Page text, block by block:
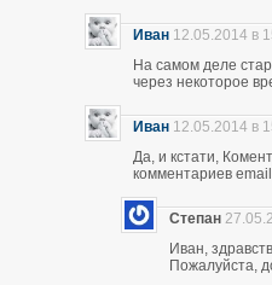
Иван 12.05.2014 в
На самом деле
через некоторое
Иван 12.05.2014 в
Да, и кстати,
комментариев email
Степан
Иван,
Пожалуйста,